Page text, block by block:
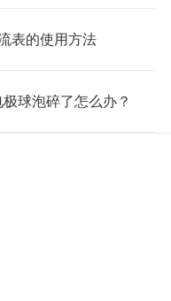
表的使用方法
极球泡碎了怎么办？